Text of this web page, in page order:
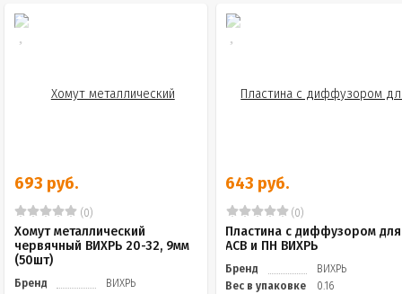
693 руб.
(0)
Хомут металлический
червячный ВИХРЬ 20-32, 9мм
(50шт)
Бренд
ВИХРЬ
643 руб.
(0)
Пластина с диффузором для
АСВ и ПН ВИХРЬ
Бренд
ВИХРЬ
Вес в упаковке
0.16